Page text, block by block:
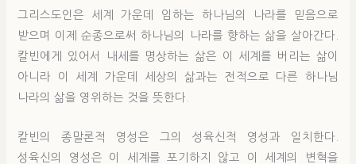
그리스도인은 세계 가운데 임하는 하나님의 나라를 믿음으로
받으며 이제 순종으로써 하나님의 나라를 향하는 삶을 살아간다.
칼빈에게 있어서 내세를 명상하는 삶은 이 세계를 버리는 삶이
아니라 이 세계 가운데 세상의 삶과는 전적으로 다른 하나님
나라의 삶을 영위하는 것을 뜻한다.
칼빈의 종말론적 영성은 그의 성육신적 영성과 일치한다.
성육신의 영성은 이 세계를 포기하지 않고 이 세계의 변혁을